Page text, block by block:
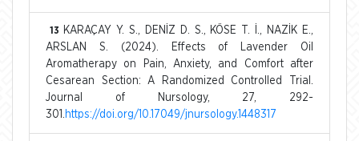
13
KARAÇAY Y. S., DENİZ D. S., KÖSE T. İ., NAZİK E.,
ARSLAN S. (2024). Effects of Lavender Oil
Aromatherapy on Pain, Anxiety, and Comfort after
Cesarean Section: A Randomized Controlled Trial.
Journal of Nursology, 27, 292-
301. https://doi.org/10.17049/jnursology.1448317